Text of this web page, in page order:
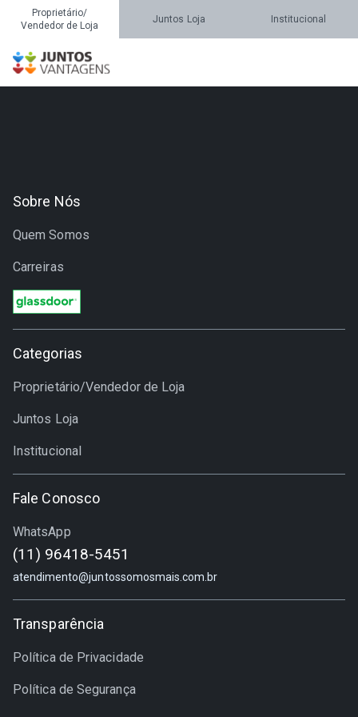
Proprietário/
Vendedor de Loja
Juntos Loja Institucional
Sobre Nós
Quem Somos
Carreiras
Categorias
Proprietário/Vendedor de Loja
Juntos Loja
Institucional
Fale Conosco
WhatsApp
(11) 96418-5451
atendimento@juntossomosmais.com.br
Transparência
Política de Privacidade
Política de Segurança